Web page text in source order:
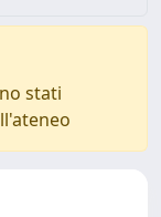
stati